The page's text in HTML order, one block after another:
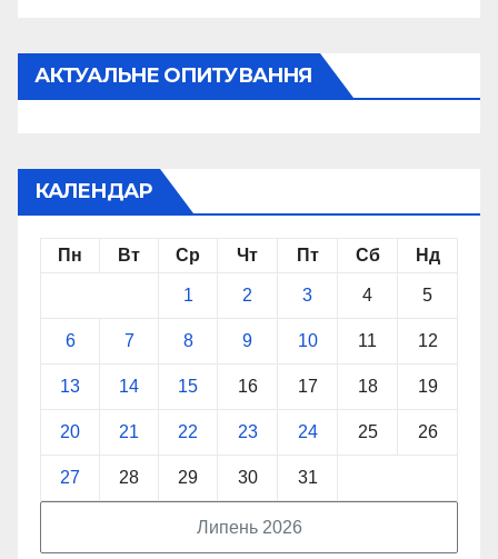
АКТУАЛЬНЕ ОПИТУВАННЯ
КАЛЕНДАР
Липень 2026
Пн Вт Ср Чт Пт Сб Нд
1 2 3 4 5
6 7 8 9 10 11 12
13 14 15 16 17 18 19
20 21 22 23 24 25 26
27 28 29 30 31